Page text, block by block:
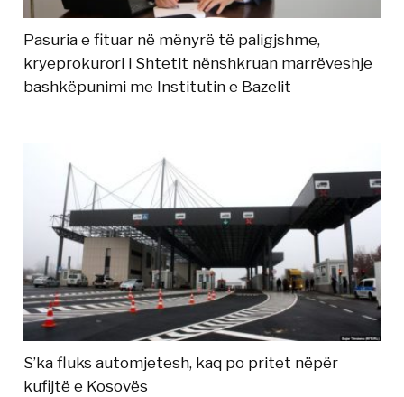
Pasuria e fituar në mënyrë të paligjshme,
kryeprokurori i Shtetit nënshkruan marrëveshje
bashkëpunimi me Institutin e Bazelit
S’ka fluks automjetesh, kaq po pritet nëpër
kufijtë e Kosovës